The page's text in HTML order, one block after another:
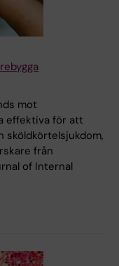
mot
effektiva för att
sköldkörtelsjukdom,
från
of Internal